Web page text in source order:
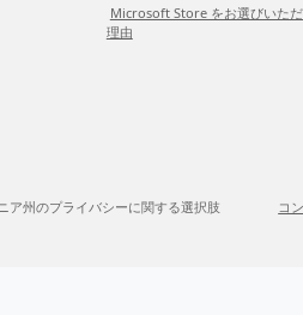
Microsoft Store をお選びいただ
理由
ア州のプライバシーに関する選択肢
コ